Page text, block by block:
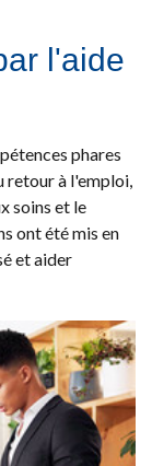
l'aide
phares
retour à l'emploi,
soins et le
ont été mis en
et aider